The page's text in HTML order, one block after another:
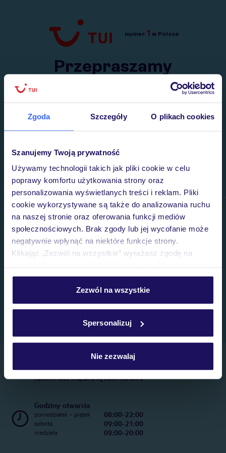
Zgoda Szczegóły O plikach cookies
Szanujemy Twoją prywatność
Używamy technologii takich jak pliki cookie w celu
poprawy komfortu użytkowania strony oraz
personalizowania wyświetlanych treści i reklam. Pliki
cookie wykorzystywane są także do analizowania ruchu
na naszej stronie oraz oferowania funkcji mediów
społecznościowych. Brak zgody lub jej wycofanie może
negatywnie wpłynąć na niektóre funkcje strony.
Klikając „Zezwól na wszystkie” wyrażasz zgodę na
personalizować swój wybór wchodząc w zakładkę
Szczegółowe informacje o plikach cookie znajdziesz
Zezwól na wszystkie
Spersonalizuj
Nie zezwalaj
Przejdź do TUI.pl
numer 1 w Polsce
Przepraszamy
Wysłaliśmy nasz serwis na krótkie wakacje.
Telefoniczne Centrum Rezerwacji
22 270 31 20
Całkowity koszt połączenia wg stawki operatora
Godziny otwarcia
poniedziałek - piątek 08:00-22:00
sobota 09:00-21:00
niedziela 09:00-20:00